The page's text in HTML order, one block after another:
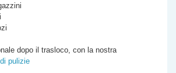
dopo il trasloco, con la nostra
pulizie